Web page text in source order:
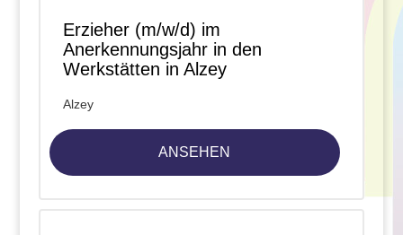
Erzieher (m/w/d) im
Anerkennungsjahr in den
Werkstätten in Alzey
Alzey
ANSEHEN